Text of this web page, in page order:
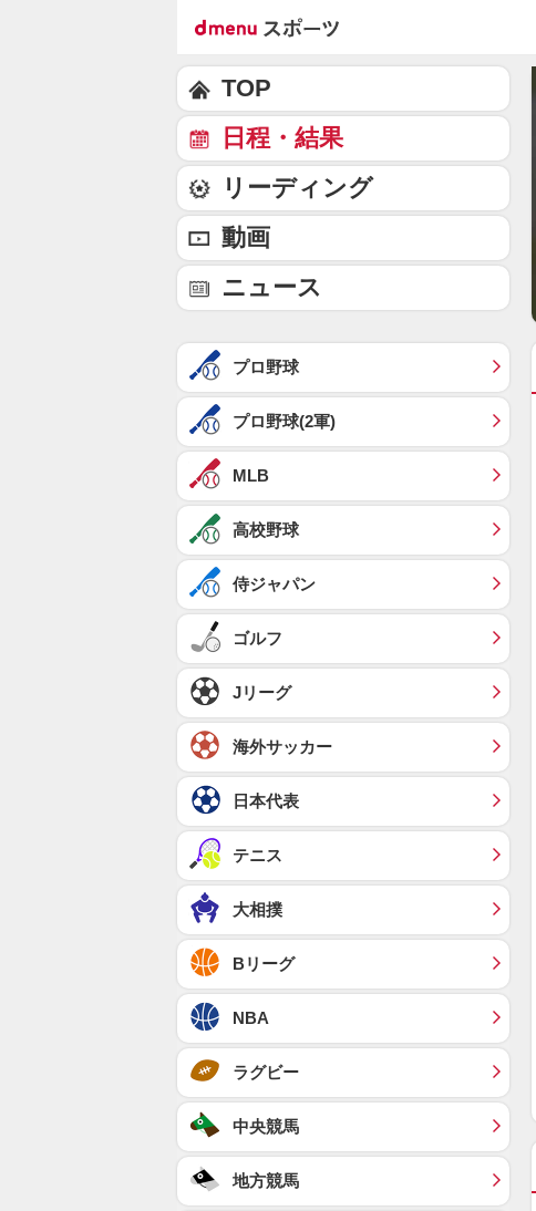
TOP
日程・結果
リーディング
動画
ニュース
プロ野球
プロ野球(2軍)
MLB
高校野球
侍ジャパン
ゴルフ
Jリーグ
海外サッカー
日本代表
テニス
大相撲
Bリーグ
NBA
ラグビー
中央競馬
地方競馬